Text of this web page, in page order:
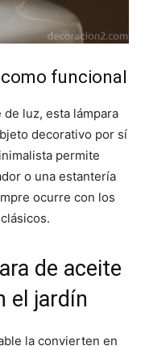
funcional
luz, esta lámpara
decorativo por sí
permite
o una estantería
ocurre con los
de aceite
el jardín
la convierten en